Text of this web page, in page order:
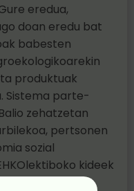
eredua,
doan eredu bat
babesten
produktuak
Sistema parte-
zehatzetan
pertsonen
sozial
kideek